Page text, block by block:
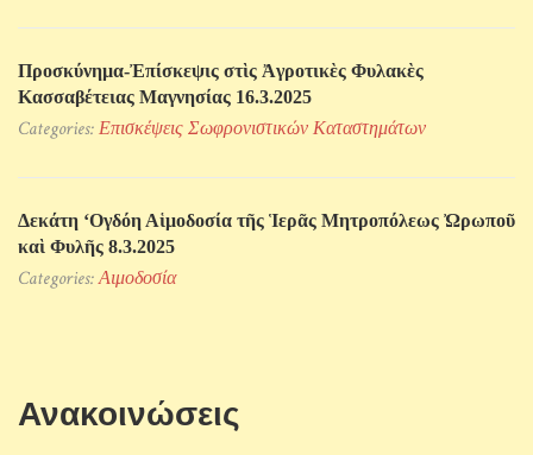
Προσκύνηµα-Ἐπίσκεψις στὶς Ἀγροτικὲς Φυλακὲς
Κασσαβέτειας Μαγνησίας 16.3.2025
Categories: Επισκέψεις Σωφρονιστικών Kαταστημάτων
Δεκάτη ‘Ογδόη Αἱμοδοσία τῆς Ἱερᾶς Μητροπόλεως Ὠρωποῦ
καὶ Φυλῆς 8.3.2025
Categories:Αιμοδοσία
Ανακοινώσεις